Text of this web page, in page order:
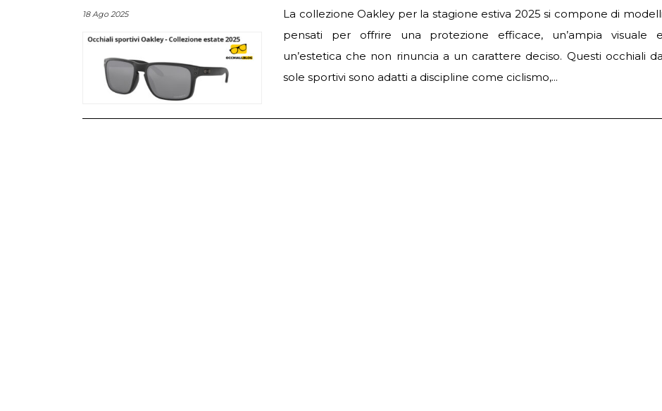
18 Ago 2025
La collezione Oakley per la stagione estiva 2025 si compone di modelli
pensati per offrire una protezione efficace, un’ampia visuale e
un’estetica che non rinuncia a un carattere deciso. Questi occhiali da
sole sportivi sono adatti a discipline come ciclismo,...